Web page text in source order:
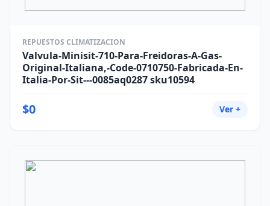
REPUESTOS CLIMATIZACION
Valvula-Minisit-710-Para-Freidoras-A-Gas-
Original-Italiana,-Code-0710750-Fabricada-En-
Italia-Por-Sit---0085aq0287 sku10594
$0 Ver +